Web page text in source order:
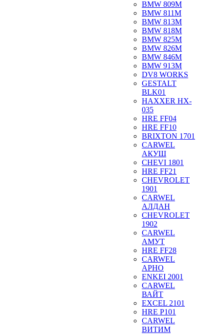
BMW 809M
BMW 811M
BMW 813M
BMW 818M
BMW 825M
BMW 826M
BMW 846M
BMW 913M
DV8 WORKS
GESTALT
BLK01
HAXXER HX-
035
HRE FF04
HRE FF10
BRIXTON 1701
CARWEL
АКУШ
CHEVI 1801
HRE FF21
CHEVROLET
1901
CARWEL
АЛДАН
CHEVROLET
1902
CARWEL
АМУТ
HRE FF28
CARWEL
АРНО
ENKEI 2001
CARWEL
ВАЙТ
EXCEL 2101
HRE P101
CARWEL
ВИТИМ